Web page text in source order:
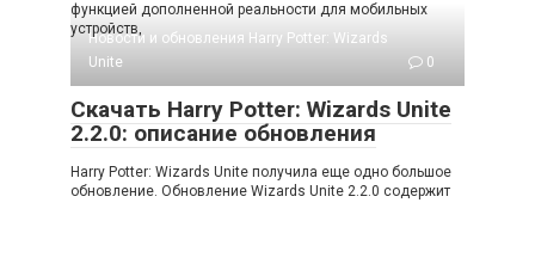
функцией дополненной реальности для мобильных
устройств,
Новости и обновления Harry Potter: Wizards
Unite
0
Скачать Harry Potter: Wizards Unite
2.2.0: описание обновления
Harry Potter: Wizards Unite получила еще одно большое
обновление. Обновление Wizards Unite 2.2.0 содержит